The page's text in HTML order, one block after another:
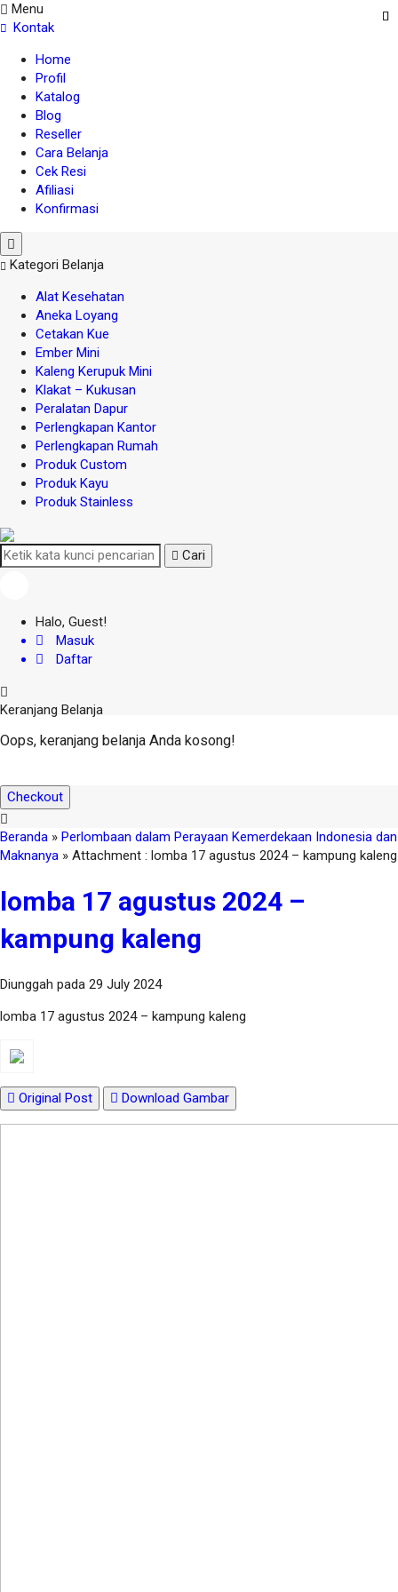
Menu
Kontak
Home
Profil
Katalog
Blog
Reseller
Cara Belanja
Cek Resi
Afiliasi
Konfirmasi
Kategori Belanja
Alat Kesehatan
Aneka Loyang
Cetakan Kue
Ember Mini
Kaleng Kerupuk Mini
Klakat – Kukusan
Peralatan Dapur
Perlengkapan Kantor
Perlengkapan Rumah
Produk Custom
Produk Kayu
Produk Stainless
Cari
Halo, Guest!
Masuk
Daftar
Keranjang Belanja
Oops, keranjang belanja Anda kosong!
Checkout
Beranda » Perlombaan dalam Perayaan Kemerdekaan Indonesia dan
Maknanya » Attachment : lomba 17 agustus 2024 – kampung kaleng
lomba 17 agustus 2024 –
kampung kaleng
Diunggah pada 29 July 2024
lomba 17 agustus 2024 – kampung kaleng
Original Post Download Gambar